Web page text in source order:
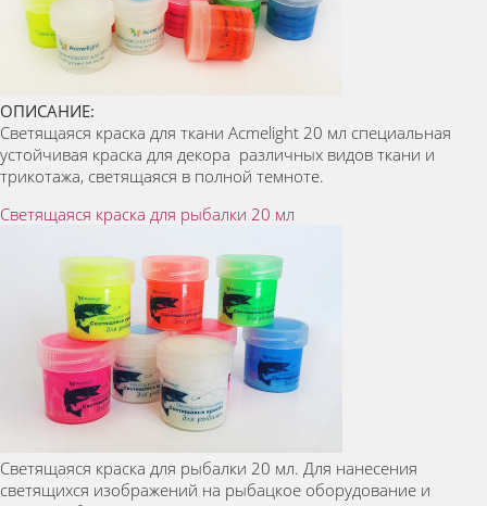
ОПИСАНИЕ:
Светящаяся краска для ткани Acmelight 20 мл специальная
устойчивая краска для декора различных видов ткани и
трикотажа, светящаяся в полной темноте.
Светящаяся краска для рыбалки 20 мл
Светящаяся краска для рыбалки 20 мл. Для нанесения
светящихся изображений на рыбацкое оборудование и